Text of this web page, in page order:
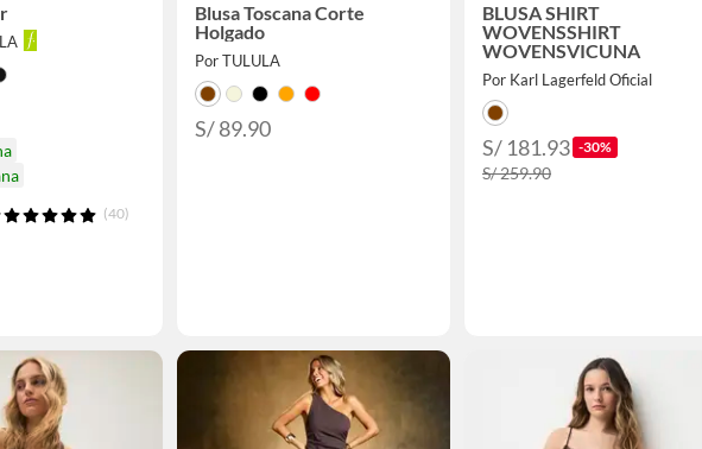
(40)
Blusa Toscana Corte
Holgado
Por TULULA
S/ 89.90
BLUSA SHIRT
WOVENSSHIRT
WOVENSVICUNA
Por Karl Lagerfeld Oficial
S/ 181.93 -30%
S/ 259.90